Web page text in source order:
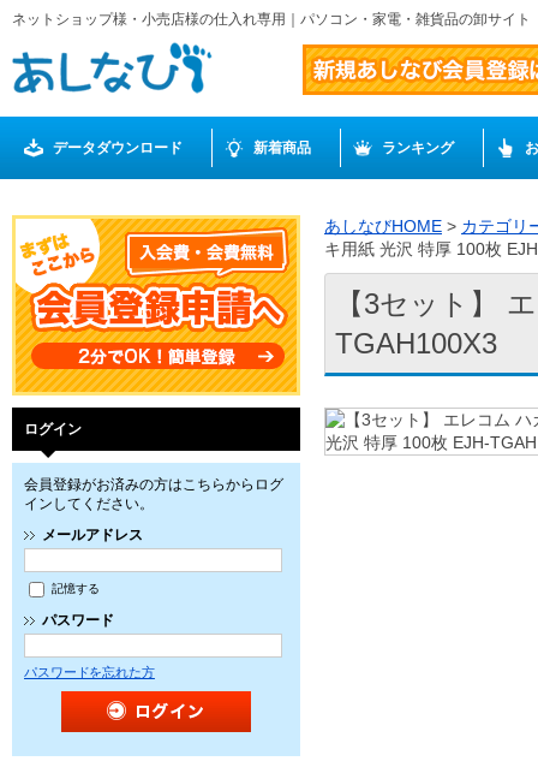
ネットショップ様・小売店様の仕入れ専用｜パソコン・家電・雑貨品の卸サイ
データダウンロード 新着商品 ランキング
ログイン
会員登録がお済みの方はこちらからログ
インしてください。
メールアドレス
記憶する
パスワード
パスワードを忘れた方
あしなびHOME > カテゴリ
キ用紙 光沢 特厚 100枚
【3セット】
TGAH100X3